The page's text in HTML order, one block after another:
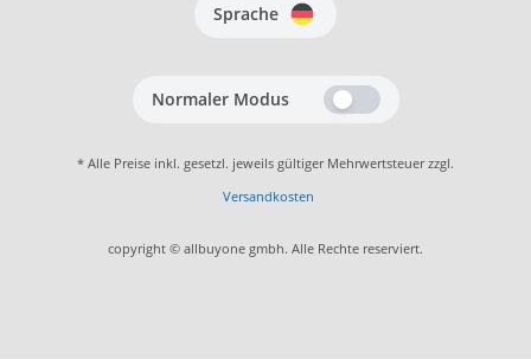
Sprache
Normaler Modus
* Alle Preise inkl. gesetzl. jeweils gültiger Mehrwertsteuer zzgl.
Versandkosten
copyright © allbuyone gmbh. Alle Rechte reserviert.